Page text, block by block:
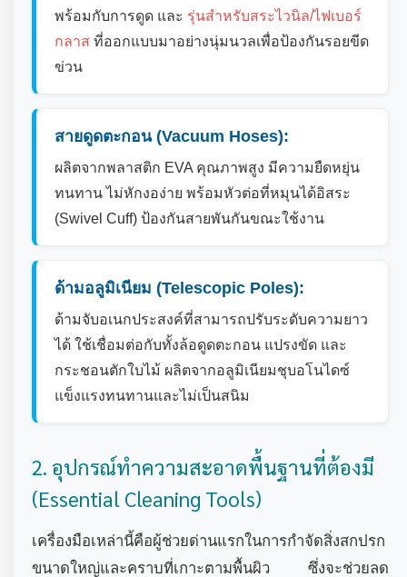
พร้อมกับการดูด และ รุ่นสำหรับสระไวนิล/ไฟเบอร์
กลาส ที่ออกแบบมาอย่างนุ่มนวลเพื่อป้องกันรอยขีด
ข่วน
สายดูดตะกอน (Vacuum Hoses):
ผลิตจากพลาสติก EVA คุณภาพสูง มีความยืดหยุ่น
ทนทาน ไม่หักงอง่าย พร้อมหัวต่อที่หมุนได้อิสระ
(Swivel Cuff) ป้องกันสายพันกันขณะใช้งาน
ด้ามอลูมิเนียม (Telescopic Poles):
ด้ามจับอเนกประสงค์ที่สามารถปรับระดับความยาว
ได้ ใช้เชื่อมต่อกับทั้งล้อดูดตะกอน แปรงขัด และ
กระชอนตักใบไม้ ผลิตจากอลูมิเนียมชุบอโนไดซ์
แข็งแรงทนทานและไม่เป็นสนิม
2. อุปกรณ์ทำความสะอาดพื้นฐานที่ต้องมี
(Essential Cleaning Tools)
เครื่องมือเหล่านี้คือผู้ช่วยด่านแรกในการกำจัดสิ่งสกปรก
ขนาดใหญ่และคราบที่เกาะตามพื้นผิว ซึ่งจะช่วยลด